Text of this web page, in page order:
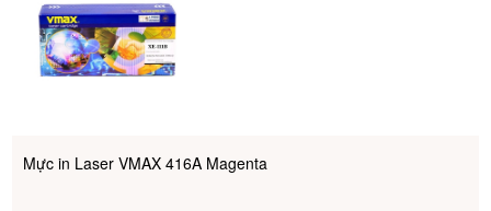
Mực in Laser VMAX 416A Magenta